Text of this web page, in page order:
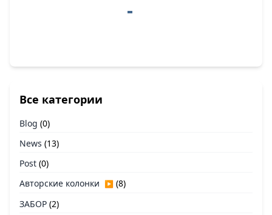
Все категории
Blog (0)
News (13)
Post (0)
Авторские колонки ▶ (8)
ЗАБОР (2)